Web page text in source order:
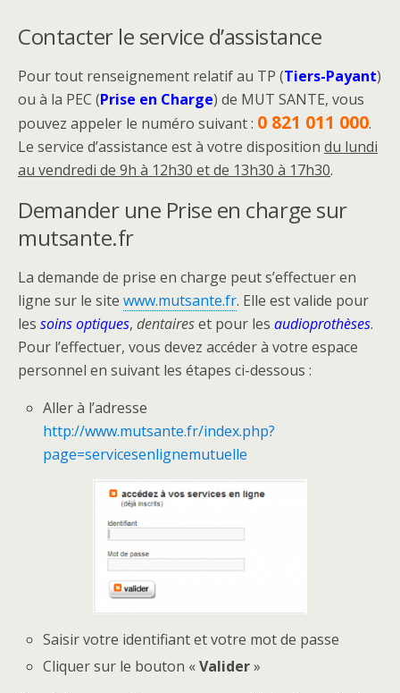
Contacter le service d’assistance
Pour tout renseignement relatif au TP (Tiers-Payant)
ou à la PEC (Prise en Charge) de MUT SANTE, vous
pouvez appeler le numéro suivant : 0 821 011 000.
Le service d’assistance est à votre disposition du lundi
au vendredi de 9h à 12h30 et de 13h30 à 17h30.
Demander une Prise en charge sur
mutsante.fr
La demande de prise en charge peut s’effectuer en
ligne sur le site www.mutsante.fr. Elle est valide pour
les soins optiques, dentaireset pour les audioprothèses.
Pour l’effectuer, vous devez accéder à votre espace
personnel en suivant les étapes ci-dessous :
Aller à l’adresse
http://www.mutsante.fr/index.php?
page=servicesenlignemutuelle
Saisir votre identifiant et votre mot de passe
Cliquer sur le bouton «Valider»